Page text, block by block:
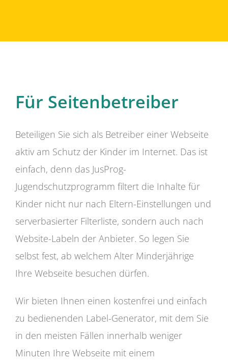
Für Seitenbetreiber
Beteiligen Sie sich als Betreiber einer Webseite
aktiv am Schutz der Kinder im Internet. Das ist
einfach, denn das JusProg-
Jugendschutzprogramm filtert die Inhalte für
Kinder nicht nur nach Eltern-Einstellungen und
serverbasierter Filterliste, sondern auch nach
Website-Labeln der Anbieter. So legen Sie
selbst fest, ab welchem Alter Minderjährige
Ihre Webseite besuchen dürfen.
Wir bieten Ihnen einen kostenfrei und einfach
zu bedienenden Label-Generator, mit dem Sie
in den meisten Fällen innerhalb weniger
Minuten Ihre Webseite mit einem